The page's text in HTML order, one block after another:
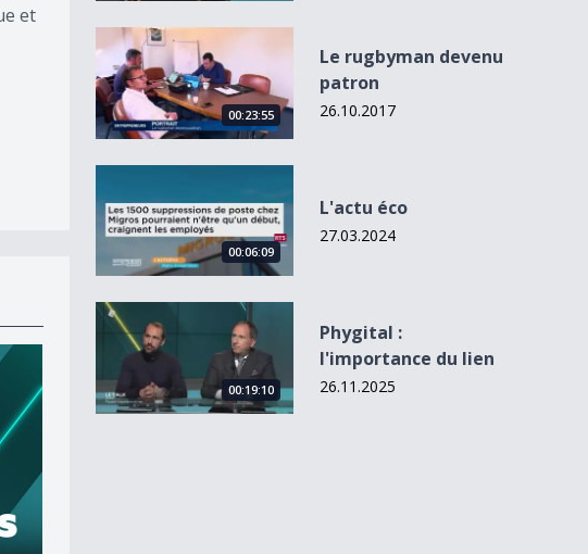
et
Le rugbyman devenu patron
00:23:55
Le rugbyman devenu
patron
26.10.2017
00:06:09
L'actu éco
27.03.2024
Phygital : l&#039;importance du lien
00:19:10
Phygital :
l'importance du lien
26.11.2025